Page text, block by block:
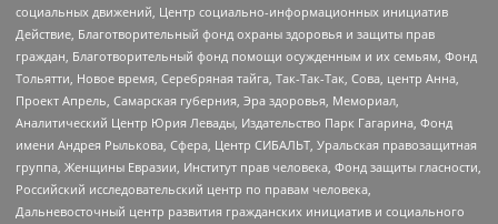
социальных движений, Центр социально-информационных инициатив
Действие, Благотворительный фонд охраны здоровья и защиты прав
граждан, Благотворительный фонд помощи осужденным и их семьям, Фонд
Тольятти, Новое время, Серебряная тайга, Так-Так-Так, Сова, центр Анна,
Проект Апрель, Самарская губерния, Эра здоровья, Мемориал,
Аналитический Центр Юрия Левады, Издательство Парк Гагарина, Фонд
имени Андрея Рылькова, Сфера, Центр СИБАЛЬТ, Уральская правозащитная
группа, Женщины Евразии, Институт прав человека, Фонд защиты гласности,
Российский исследовательский центр по правам человека,
Дальневосточный центр развития гражданских инициатив и социального